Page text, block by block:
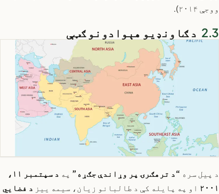
ووجې ۲۰۱۴).
د ګاونډیو هېوادونو ګټې
د پیل سره “د ترهګرۍ پر وړاندې جګړه” په
د سپتمبر ۱۱،
۲۰۰۱ او په پایله کې د طالبانو زیان، سیمه ییز د فضايي